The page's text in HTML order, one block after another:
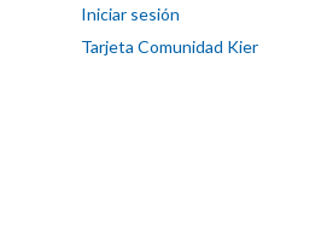
Iniciar sesión
Tarjeta Comunidad Kier